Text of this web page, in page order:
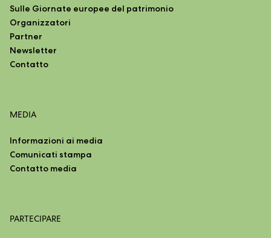
Sulle Giornate europee del patrimonio
Organizzatori
Partner
Newsletter
Contatto
MEDIA
Informazioni ai media
Comunicati stampa
Contatto media
PARTECIPARE